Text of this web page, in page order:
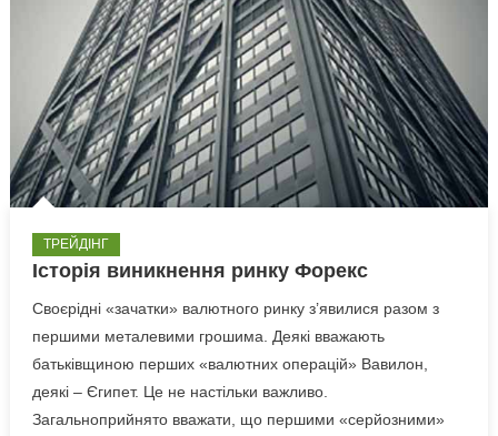
ТРЕЙДІНГ
Історія виникнення ринку Форекс
Своєрідні «зачатки» валютного ринку з’явилися разом з
першими металевими грошима. Деякі вважають
батьківщиною перших «валютних операцій» Вавилон,
деякі – Єгипет. Це не настільки важливо.
Загальноприйнято вважати, що першими «серйозними»